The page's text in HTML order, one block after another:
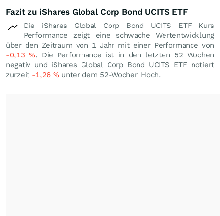
Fazit zu iShares Global Corp Bond UCITS ETF
Die iShares Global Corp Bond UCITS ETF Kurs
Performance zeigt eine schwache Wertentwicklung
über den Zeitraum von 1 Jahr mit einer Performance von
-0,13%. Die Performance ist in den letzten 52 Wochen
negativ und iShares Global Corp Bond UCITS ETF notiert
zurzeit -1,26 %unter dem 52-Wochen Hoch.